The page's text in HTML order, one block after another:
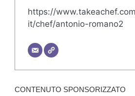
https://
it/chef/antonio-romano2